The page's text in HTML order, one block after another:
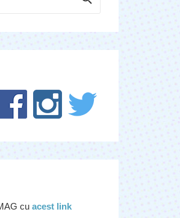
cu acest link